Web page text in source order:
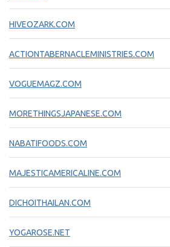
HIVEOZARK.COM
ACTIONTABERNACLEMINISTRIES.COM
VOGUEMAGZ.COM
MORETHINGSJAPANESE.COM
NABATIFOODS.COM
MAJESTICAMERICALINE.COM
DICHOITHAILAN.COM
YOGAROSE.NET